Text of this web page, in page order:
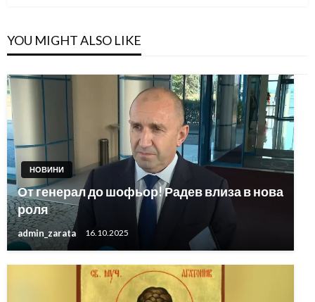
YOU MIGHT ALSO LIKE
НОВИНИ
От генерал до шофьор! Радев влиза в нова
роля
admin_zarata 16.10.2025